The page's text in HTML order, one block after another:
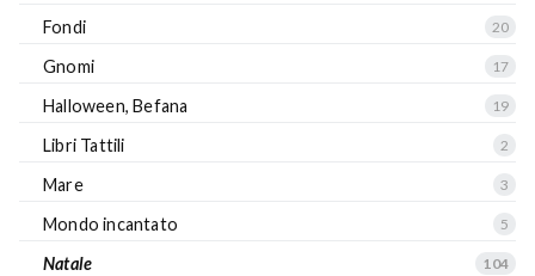
Fondi 20
Gnomi 17
Halloween, Befana 19
Libri Tattili 2
Mare 3
Mondo incantato 5
Natale 104